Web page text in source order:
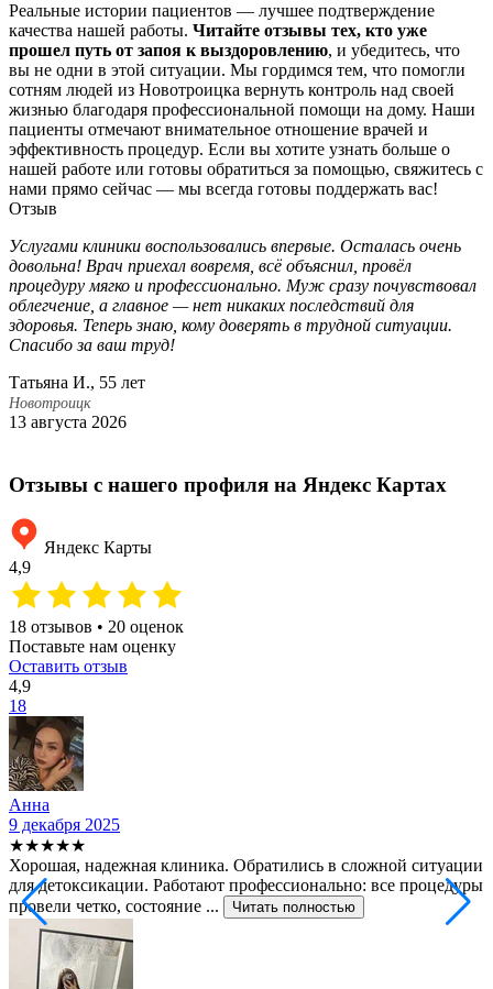
Реальные истории пациентов — лучшее подтверждение
качества нашей работы. Читайте отзывы тех, кто уже
прошел путь от запоя к выздоровлению, и убедитесь, что
вы не одни в этой ситуации. Мы гордимся тем, что помогли
сотням людей из Новотроицка вернуть контроль над своей
жизнью благодаря профессиональной помощи на дому. Наши
пациенты отмечают внимательное отношение врачей и
эффективность процедур. Если вы хотите узнать больше о
нашей работе или готовы обратиться за помощью, свяжитесь с
нами прямо сейчас — мы всегда готовы поддержать вас!
Отзыв
Услугами клиники воспользовались впервые. Осталась очень
довольна! Врач приехал вовремя, всё объяснил, провёл
процедуру мягко и профессионально. Муж сразу почувствовал
облегчение, а главное — нет никаких последствий для
здоровья. Теперь знаю, кому доверять в трудной ситуации.
Спасибо за ваш труд!
Татьяна И., 55 лет
Новотроицк
13 августа 2026
Отзывы с нашего профиля на Яндекс Картах
Яндекс Карты
4,9
18 отзывов • 20 оценок
Поставьте нам оценку
Оставить отзыв
4,9
18
Анна
9 декабря 2025
★★★★★
Хорошая, надежная клиника. Обратились в сложной ситуации
для детоксикации. Работают профессионально: все процедуры
провели четко, состояние ...
Читать полностью